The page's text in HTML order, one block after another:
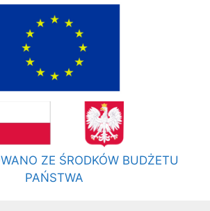
ZE ŚRODKÓW BUDŻETU
PAŃSTWA